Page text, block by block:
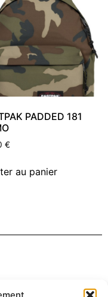
PADDED 181
€
au panier